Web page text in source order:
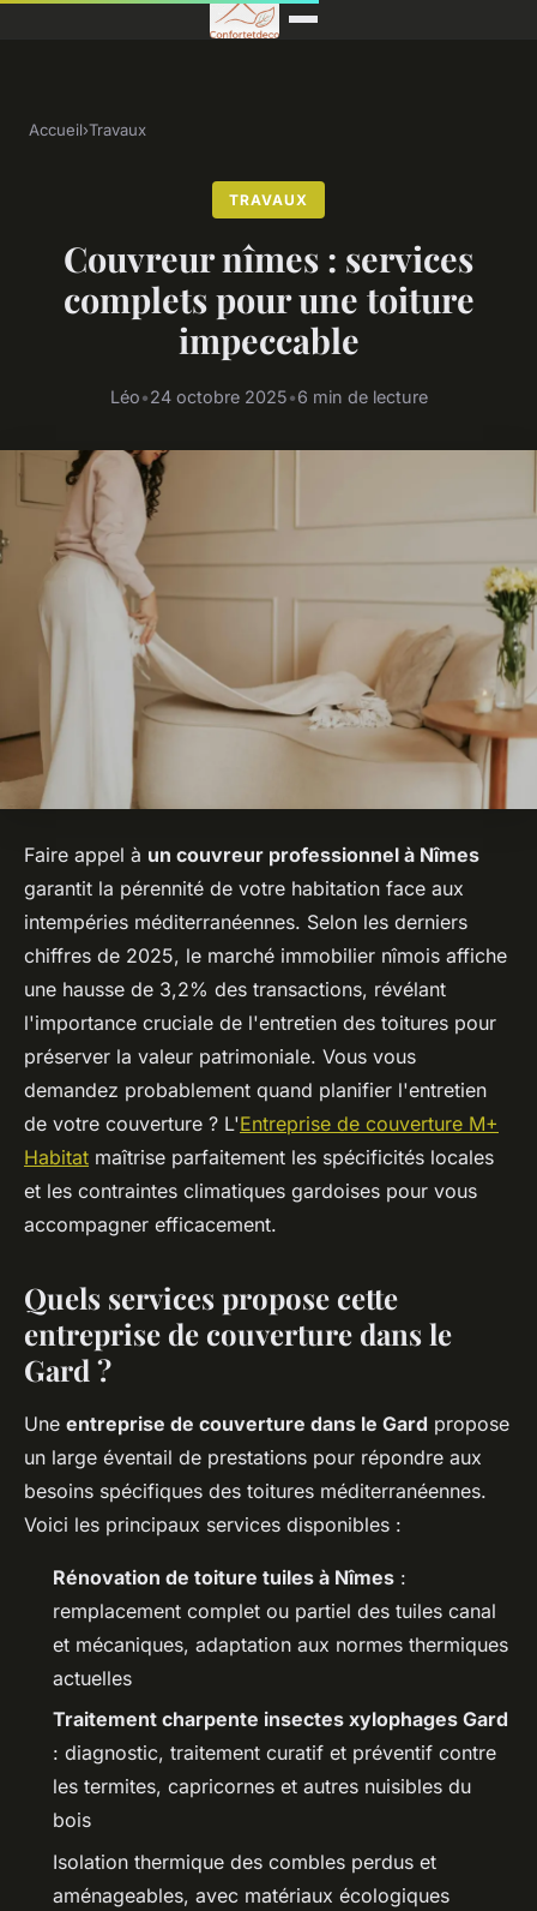
Accueil›Travaux
TRAVAUX
Couvreur nîmes : services
complets pour une toiture
impeccable
Léo•24 octobre 2025•6 min de lecture
Faire appel à un couvreur professionnel à Nîmes
garantit la pérennité de votre habitation face aux
intempéries méditerranéennes. Selon les derniers
chiffres de 2025, le marché immobilier nîmois affiche
une hausse de 3,2% des transactions, révélant
l'importance cruciale de l'entretien des toitures pour
préserver la valeur patrimoniale. Vous vous
demandez probablement quand planifier l'entretien
de votre couverture ? L'Entreprise de couverture M+
Habitat maîtrise parfaitement les spécificités locales
et les contraintes climatiques gardoises pour vous
accompagner efficacement.
Quels services propose cette
entreprise de couverture dans le
Gard ?
Une entreprise de couverture dans le Gard propose
un large éventail de prestations pour répondre aux
besoins spécifiques des toitures méditerranéennes.
Voici les principaux services disponibles :
Rénovation de toiture tuiles à Nîmes :
remplacement complet ou partiel des tuiles canal
et mécaniques, adaptation aux normes thermiques
actuelles
Traitement charpente insectes xylophages Gard
: diagnostic, traitement curatif et préventif contre
les termites, capricornes et autres nuisibles du
bois
Isolation thermique des combles perdus et
aménageables, avec matériaux écologiques